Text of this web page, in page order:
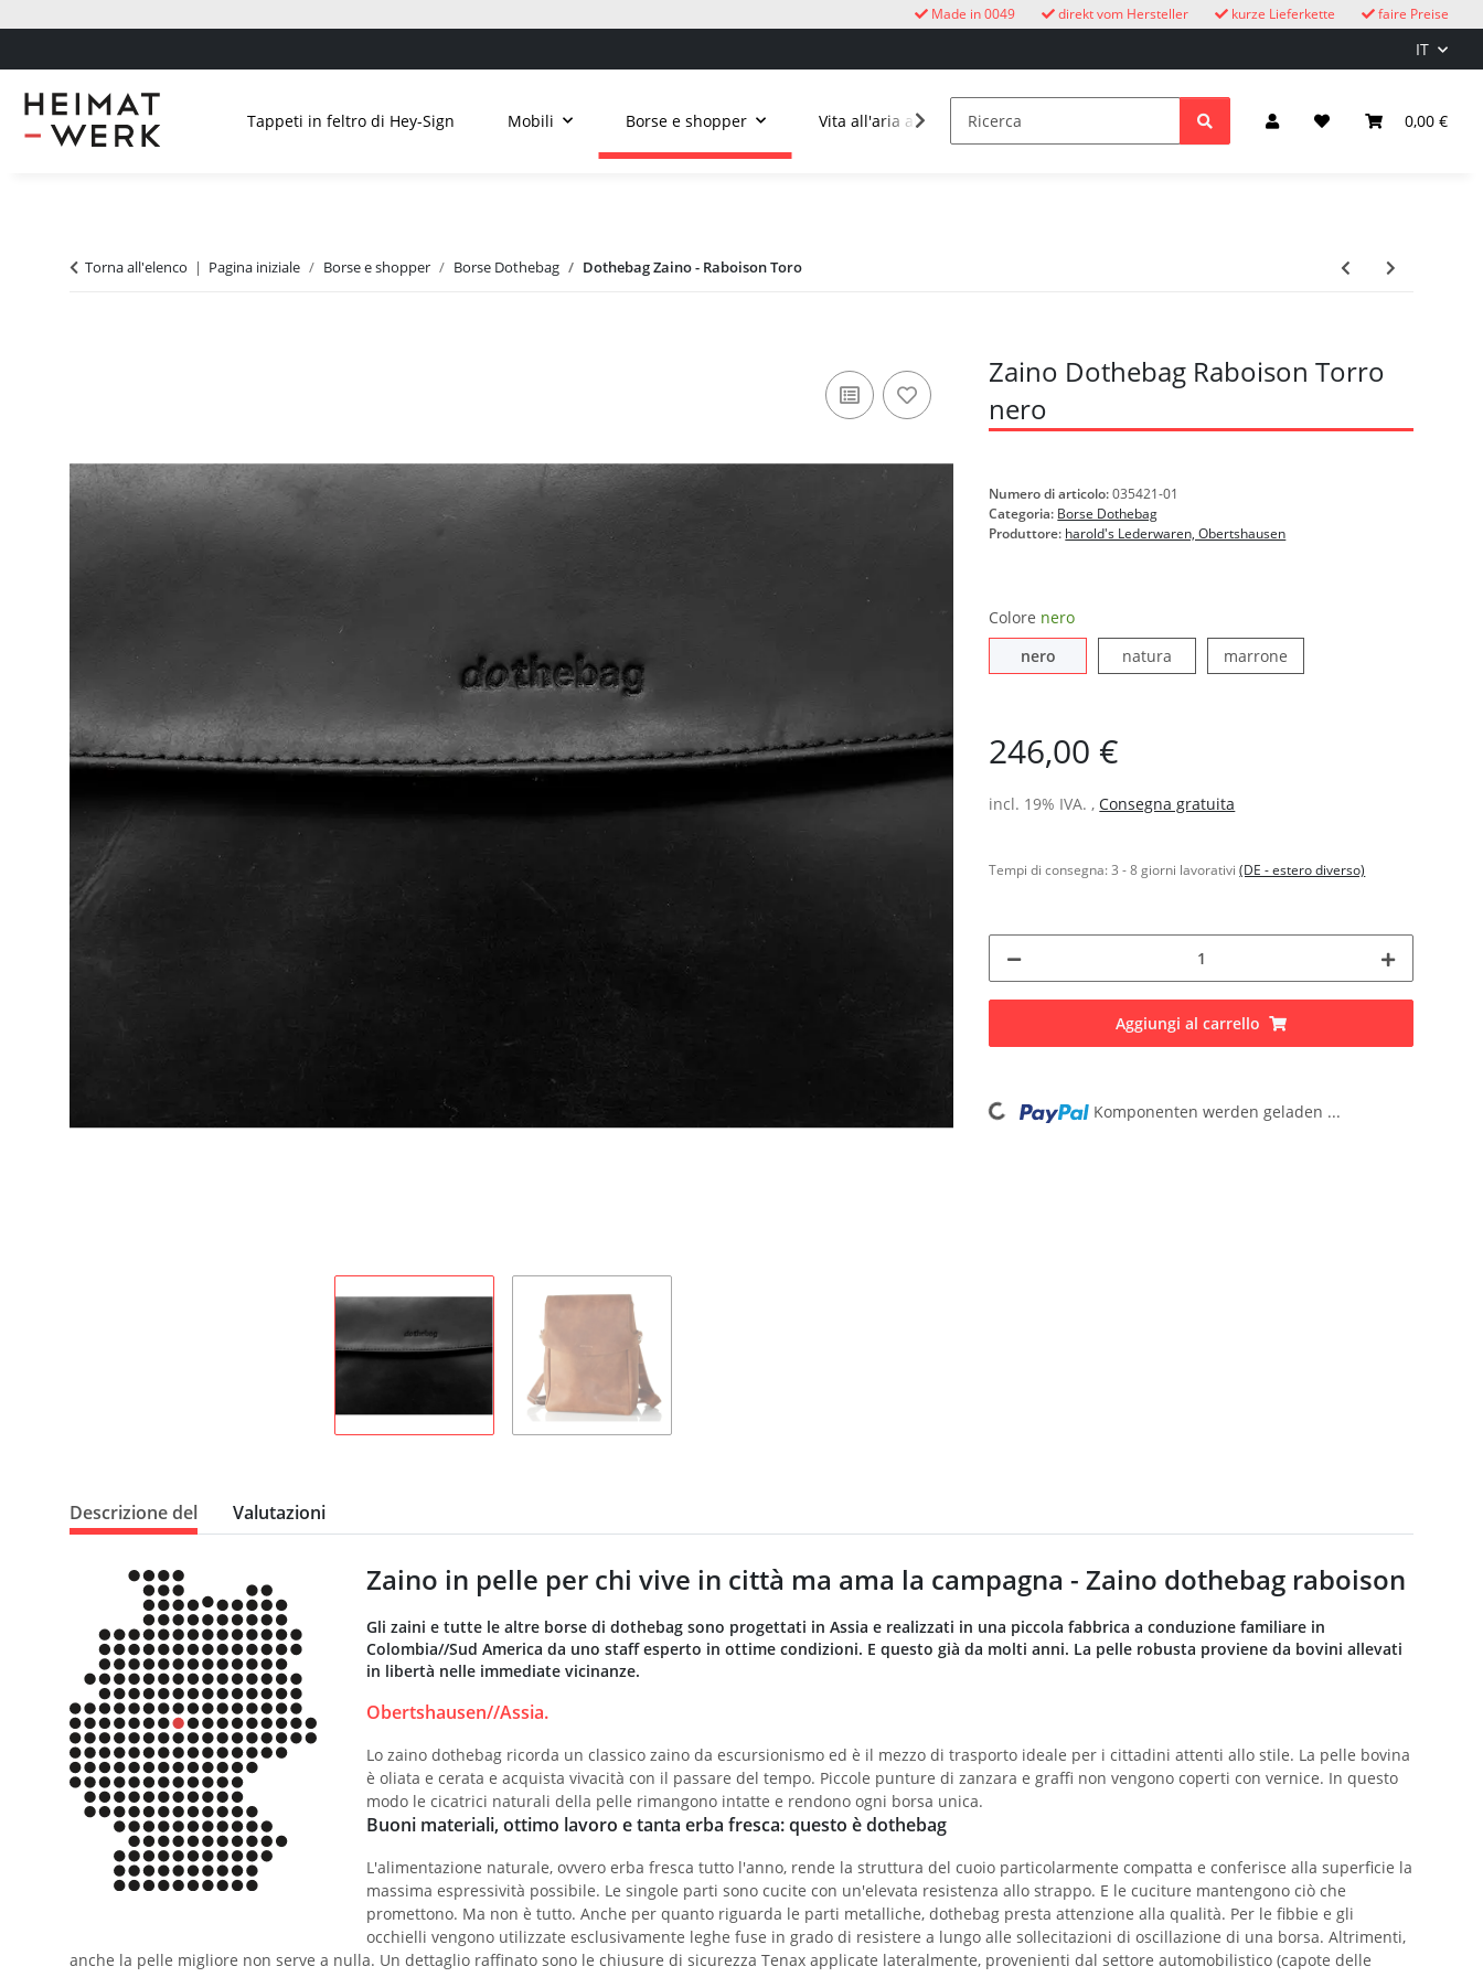
faire Preise
kurze Lieferkette
direkt vom Hersteller
Made in 0049
IT
0,00 €
Tappeti in feltro di Hey-Sign Mobili Borse e shopper Vita all'aria aperta Orologi a cucù bambini Illuminazione ed elettricità
Torna all'elenco Pagina iniziale Borse e shopper Borse Dothebag Dothebag Zaino - Raboison Toro
Zaino Dothebag Raboison Torro
nero
Numero di articolo:035421-01
Categoria: Borse Dothebag
Produttore: harold's Lederwaren, Obertshausen
Colore nero
neronero naturanatura marronemarrone
246,00 €
incl. 19% IVA. ,Consegna gratuita
Tempi di consegna:3 - 8 giorni lavorativi(DE - estero diverso)
Aggiungi al carrello
Loading... Komponenten werden geladen ...
Descrizione del Valutazioni
Zaino in pelle per chi vive in città ma ama la campagna - Zaino dothebag raboison
Gli zaini e tutte le altre borse di dothebag sono progettati in Assia e realizzati in una piccola fabbrica a conduzione familiare in
Colombia//Sud America da uno staff esperto in ottime condizioni. E questo già da molti anni. La pelle robusta proviene da bovini allevati
in libertà nelle immediate vicinanze.
Obertshausen//Assia.
Lo zaino dothebag ricorda un classico zaino da escursionismo ed è il mezzo di trasporto ideale per i cittadini attenti allo stile. La pelle bovina
è oliata e cerata e acquista vivacità con il passare del tempo. Piccole punture di zanzara e graffi non vengono coperti con vernice. In questo
modo le cicatrici naturali della pelle rimangono intatte e rendono ogni borsa unica.
Buoni materiali, ottimo lavoro e tanta erba fresca: questo è dothebag
L'alimentazione naturale, ovvero erba fresca tutto l'anno, rende la struttura del cuoio particolarmente compatta e conferisce alla superficie la
massima espressività possibile. Le singole parti sono cucite con un'elevata resistenza allo strappo. E le cuciture mantengono ciò che
promettono. Ma non è tutto. Anche per quanto riguarda le parti metalliche, dothebag presta attenzione alla qualità. Per le fibbie e gli
occhielli vengono utilizzate esclusivamente leghe fuse in grado di resistere a lungo alle sollecitazioni di oscillazione di una borsa. Altrimenti,
anche la pelle migliore non serve a nulla. Un dettaglio raffinato sono le chiusure di sicurezza Tenax applicate lateralmente, provenienti dal settore automobilistico (capote delle